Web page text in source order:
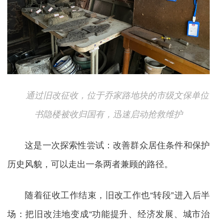
通过旧改征收，位于乔家路地块的市级文保单位
书隐楼被收归国有，迅速启动抢救维护
这是一次探索性尝试：改善群众居住条件和保护
历史风貌，可以走出一条两者兼顾的路径。
随着征收工作结束，旧改工作也“转段”进入后半
场：把旧改洼地变成“功能提升、经济发展、城市治